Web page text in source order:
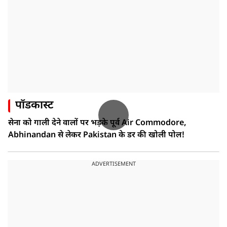
पॉडकास्ट
सेना को गाली देने वालों पर भड़के पूर्व Air Commodore,
Abhinandan से लेकर Pakistan के डर की खोली पोल!
ADVERTISEMENT